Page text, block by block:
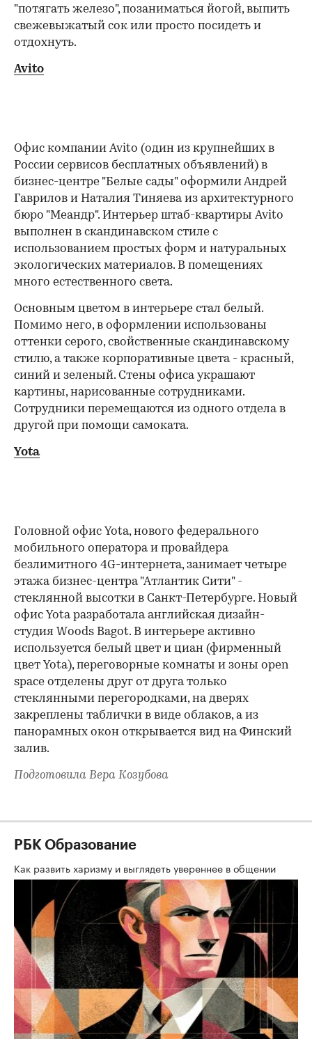
"потягать железо", позаниматься йогой, выпить
свежевыжатый сок или просто посидеть и
отдохнуть.
Avito
Офис компании Avito (один из крупнейших в
России сервисов бесплатных объявлений) в
бизнес-центре "Белые сады" оформили Андрей
Гаврилов и Наталия Тиняева из архитектурного
бюро "Меандр". Интерьер штаб-квартиры Avito
выполнен в скандинавском стиле с
использованием простых форм и натуральных
экологических материалов. В помещениях
много естественного света.
Основным цветом в интерьере стал белый.
Помимо него, в оформлении использованы
оттенки серого, свойственные скандинавскому
стилю, а также корпоративные цвета - красный,
синий и зеленый. Стены офиса украшают
картины, нарисованные сотрудниками.
Сотрудники перемещаются из одного отдела в
другой при помощи самоката.
Yota
Головной офис Yota, нового федерального
мобильного оператора и провайдера
безлимитного 4G-интернета, занимает четыре
этажа бизнес-центра "Атлантик Сити" -
стеклянной высотки в Санкт-Петербурге. Новый
офис Yota разработала английская дизайн-
студия Woods Bagot. В интерьере активно
используется белый цвет и циан (фирменный
цвет Yota), переговорные комнаты и зоны open
space отделены друг от друга только
стеклянными перегородками, на дверях
закреплены таблички в виде облаков, а из
панорамных окон открывается вид на Финский
залив.
Подготовила Вера Козубова
РБК Образование
Как развить харизму и выглядеть увереннее в общении